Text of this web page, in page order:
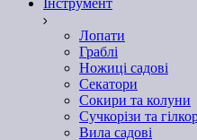
Інструмент
Лопати
Граблі
Ножиці садові
Секатори
Сокири та колуни
Сучкорізи та
Вила садові